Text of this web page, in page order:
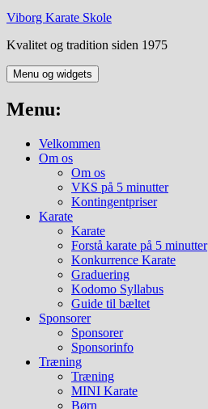
Viborg Karate Skole
Kvalitet og tradition siden 1975
Menu og widgets
Menu:
Velkommen
Om os
Om os
VKS på 5 minutter
Kontingentpriser
Karate
Karate
Forstå karate på 5 minutter
Konkurrence Karate
Graduering
Kodomo Syllabus
Guide til bæltet
Sponsorer
Sponsorer
Sponsorinfo
Træning
Træning
MINI Karate
Børn